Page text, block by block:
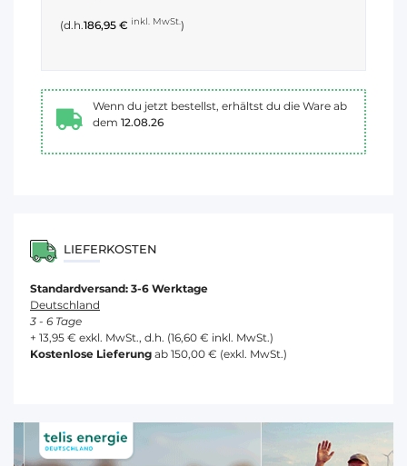
(d.h.186,95 € inkl. MwSt.)
Wenn du jetzt bestellst, erhältst du die Ware ab
dem 12.08.26
LIEFERKOSTEN
Standardversand: 3-6 Werktage
Deutschland
3 - 6 Tage
+ 13,95 € exkl. MwSt., d.h. (16,60 € inkl. MwSt.)
Kostenlose Lieferung ab 150,00 € (exkl. MwSt.)